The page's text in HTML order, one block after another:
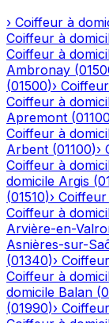
› Coiffeur à
Coiffeur à
Coiffeur à
Ambronay (
(01500)›
Coiffeur à
Apremont (01100
Coiffeur à
Arbent (01100)›
Coiffeur à
domicile Argis (
(01510)›
Coiffeur à
Arvière-en-
Asnières-sur-
(01340)›
Coiffeur à
domicile Balan (
(01990)›